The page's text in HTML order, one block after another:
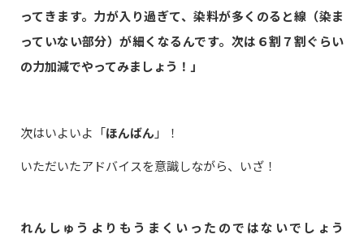
ってきます。力が入り過ぎて、染料が多くのると線（染ま
っていない部分）が細くなるんです。次は６割７割ぐらい
の力加減でやってみましょう！」
次はいよいよ「ほんばん 」！
いただいたアドバイスを意識しながら、いざ！
れんしゅうよりもうまくいったのではないでしょう